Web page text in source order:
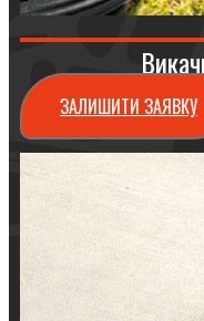
ЗАЛИШИТИ ЗАЯВКУ